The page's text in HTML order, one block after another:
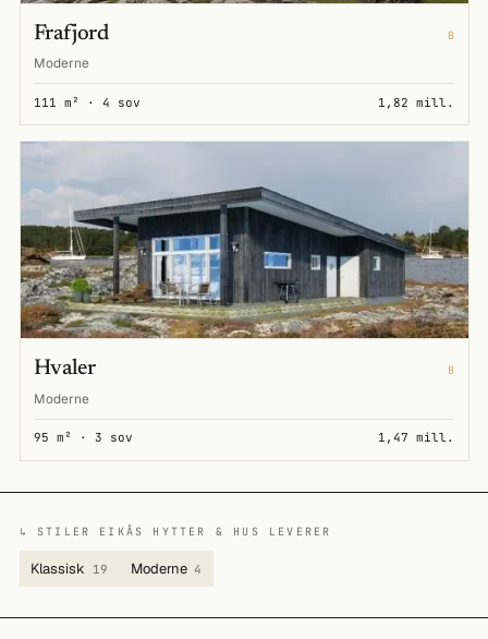
Frafjord B
Moderne
111 m² · 4 sov 1,82 mill.
Hvaler B
Moderne
95 m² · 3 sov 1,47 mill.
↳ STILER EIKÅS HYTTER & HUS LEVERER
Klassisk 19 Moderne 4